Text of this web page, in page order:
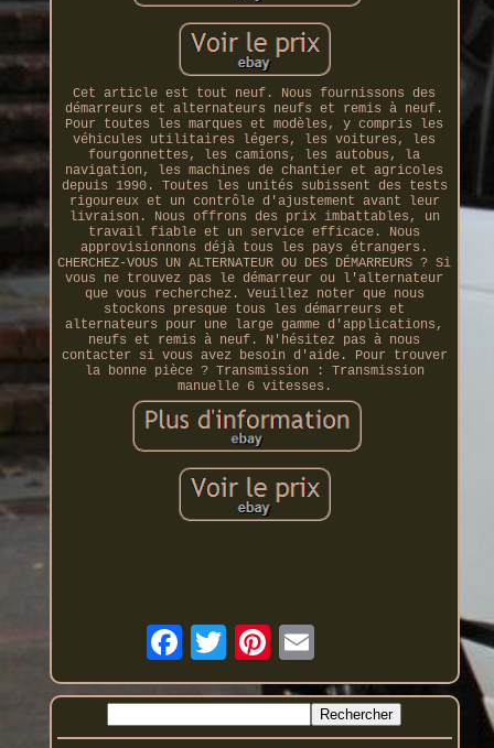
Cet article est tout neuf. Nous fournissons des
démarreurs et alternateurs neufs et remis à neuf.
Pour toutes les marques et modèles, y compris les
véhicules utilitaires légers, les voitures, les
fourgonnettes, les camions, les autobus, la
navigation, les machines de chantier et agricoles
depuis 1990. Toutes les unités subissent des tests
rigoureux et un contrôle d'ajustement avant leur
livraison. Nous offrons des prix imbattables, un
travail fiable et un service efficace. Nous
approvisionnons déjà tous les pays étrangers.
CHERCHEZ-VOUS UN ALTERNATEUR OU DES DÉMARREURS ? Si
vous ne trouvez pas le démarreur ou l'alternateur
que vous recherchez. Veuillez noter que nous
stockons presque tous les démarreurs et
alternateurs pour une large gamme d'applications,
neufs et remis à neuf. N'hésitez pas à nous
contacter si vous avez besoin d'aide. Pour trouver
la bonne pièce ? Transmission : Transmission
manuelle 6 vitesses.